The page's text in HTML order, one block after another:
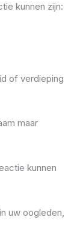
kunnen zijn:
of verdieping
maar
kunnen
uw oogleden,